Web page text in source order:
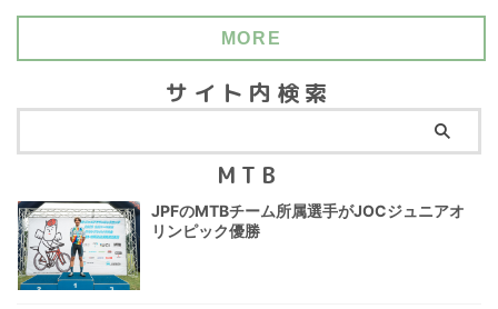
MORE
サイト内検索
MTB
JPFのMTBチーム所属選手がJOCジュニアオ
リンピック優勝